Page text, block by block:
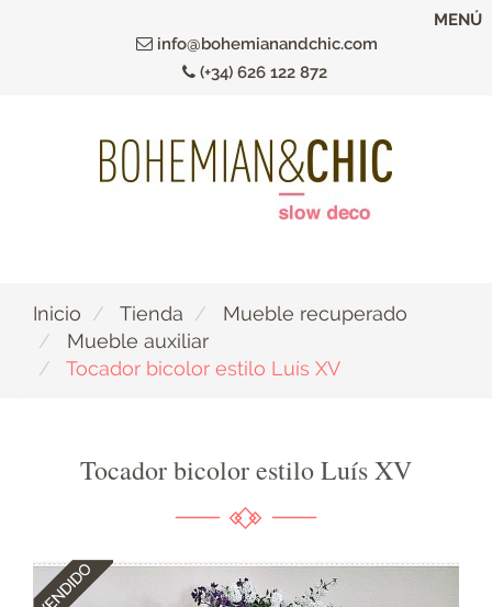
info@bohemianandchic.com
(+34) 626 122 872
MENÚ
Inicio Tienda
Mueble recuperado
Mueble auxiliar
Tocador bicolor estilo Luís XV
Tocador bicolor estilo Luís XV